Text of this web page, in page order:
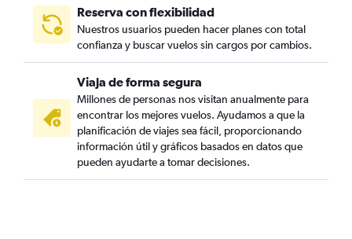
Reserva con flexibilidad
Nuestros usuarios pueden hacer planes con total
confianza y buscar vuelos sin cargos por cambios.
Viaja de forma segura
Millones de personas nos visitan anualmente para
encontrar los mejores vuelos. Ayudamos a que la
planificación de viajes sea fácil, proporcionando
información útil y gráficos basados en datos que
pueden ayudarte a tomar decisiones.